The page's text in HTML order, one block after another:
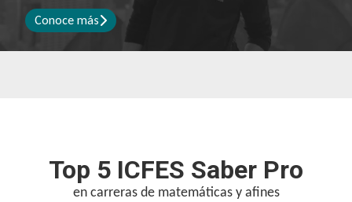
Conoce más
Top 5 ICFES Saber Pro
en carreras de matemáticas y afines